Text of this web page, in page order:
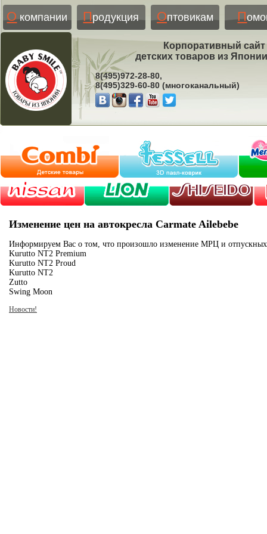
Окомпании Продукция Оптовикам П
Корпоративный
детских товаров из
8(495)972-28-80,
8(495)329-60-80 (многоканальный)
Изменение цен на автокресла Carmate Ailebebe
Информируем Вас о том, что произошло изменение МРЦ и отпускных
Kurutto NT2 Premium
Kurutto NT2 Proud
Kurutto NT2
Zutto
Swing Moon
Новости!